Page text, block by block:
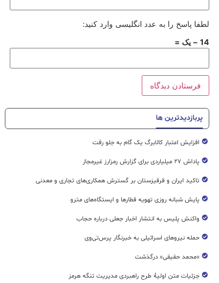
لطفا پاسخ را به عدد انگلیسی وارد کنید:
14 − یک =
پربازدیدترین ها
افزایش اعتبار کالابرگ یک گام به جلو رفت
پاداش ۲۷ میلیاردی برای گزارش رمزارز غیرمجاز
تاکید ایران و قرقیزستان بر گسترش همکاری‌های تجاری و معدنی
پایش شبانه روزی تهویه قطار‌ها و ایستگاه‌های مترو
واکنش پلیس به انتشار اخبار جعلی درباره حجاب
حمله نیروهای اسرائیلی به خبرنگار پرس‌تی‌وی
«محمد حقیقی» درگذشت
جزئیات متن اولیۀ طرح راهبردی مدیریت تنگه هرمز